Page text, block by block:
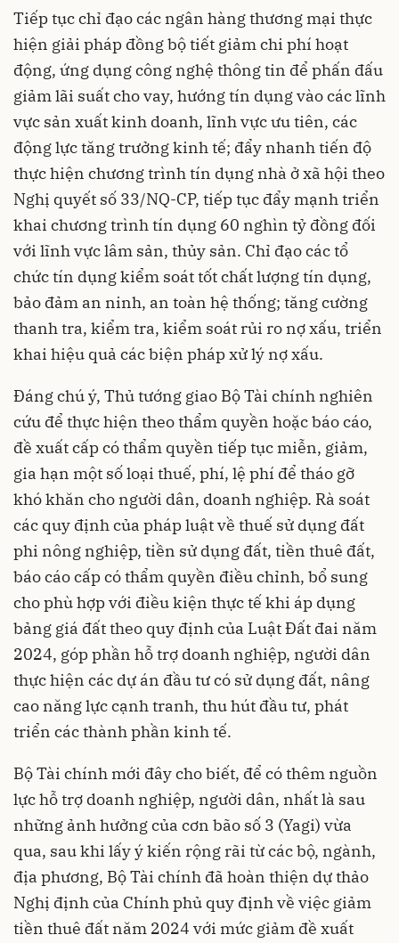
Tiếp tục chỉ đạo các ngân hàng thương mại thực
hiện giải pháp đồng bộ tiết giảm chi phí hoạt
động, ứng dụng công nghệ thông tin để phấn đấu
giảm lãi suất cho vay, hướng tín dụng vào các lĩnh
vực sản xuất kinh doanh, lĩnh vực ưu tiên, các
động lực tăng trưởng kinh tế; đẩy nhanh tiến độ
thực hiện chương trình tín dụng nhà ở xã hội theo
Nghị quyết số 33/NQ-CP, tiếp tục đẩy mạnh triển
khai chương trình tín dụng 60 nghìn tỷ đồng đối
với lĩnh vực lâm sản, thủy sản. Chỉ đạo các tổ
chức tín dụng kiểm soát tốt chất lượng tín dụng,
bảo đảm an ninh, an toàn hệ thống; tăng cường
thanh tra, kiểm tra, kiểm soát rủi ro nợ xấu, triển
khai hiệu quả các biện pháp xử lý nợ xấu.
Đáng chú ý, Thủ tướng giao Bộ Tài chính nghiên
cứu để thực hiện theo thẩm quyền hoặc báo cáo,
đề xuất cấp có thẩm quyền tiếp tục miễn, giảm,
gia hạn một số loại thuế, phí, lệ phí để tháo gỡ
khó khăn cho người dân, doanh nghiệp. Rà soát
các quy định của pháp luật về thuế sử dụng đất
phi nông nghiệp, tiền sử dụng đất, tiền thuê đất,
báo cáo cấp có thẩm quyền điều chỉnh, bổ sung
cho phù hợp với điều kiện thực tế khi áp dụng
bảng giá đất theo quy định của Luật Đất đai năm
2024, góp phần hỗ trợ doanh nghiệp, người dân
thực hiện các dự án đầu tư có sử dụng đất, nâng
cao năng lực cạnh tranh, thu hút đầu tư, phát
triển các thành phần kinh tế.
Bộ Tài chính mới đây cho biết, để có thêm nguồn
lực hỗ trợ doanh nghiệp, người dân, nhất là sau
những ảnh hưởng của cơn bão số 3 (Yagi) vừa
qua, sau khi lấy ý kiến rộng rãi từ các bộ, ngành,
địa phương, Bộ Tài chính đã hoàn thiện dự thảo
Nghị định của Chính phủ quy định về việc giảm
tiền thuê đất năm 2024 với mức giảm đề xuất